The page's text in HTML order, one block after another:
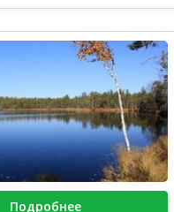
Подробнее